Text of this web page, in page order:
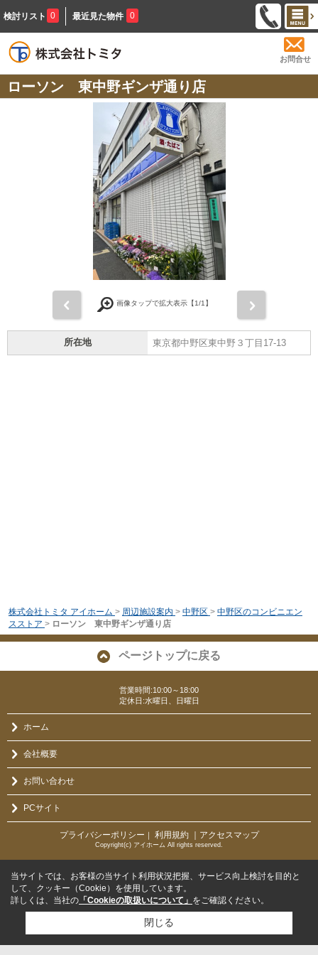
検討リスト 0 最近見た物件 0
お問合せ
ローソン 東中野ギンザ通り店
画像タップで拡大表示【1/1】
所在地 東京都中野区東中野３丁目17-13
株式会社トミタ アイホーム > 周辺施設案内 > 中野区 > 中野区のコンビニエン
スストア > ローソン 東中野ギンザ通り店
ページトップに戻る
営業時間:10:00～18:00
定休日:水曜日、日曜日
ホーム
会社概要
お問い合わせ
PCサイト
プライバシーポリシー ｜ 利用規約 ｜アクセスマップ
Copyright(c) アイホーム All rights reserved.
当サイトでは、お客様の当サイト利用状況把握、サービス向上検討を目的と
して、クッキー（Cookie）を使用しています。
詳しくは、当社の 「Cookieの取扱いについて」 をご確認ください。
閉じる